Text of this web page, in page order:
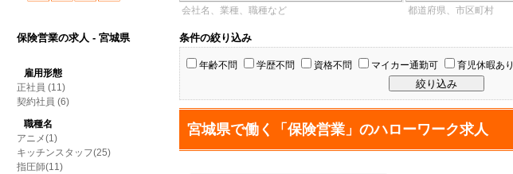
会社名、業種、職種など 都道府県、市区町村
保険営業の求人 - 宮城県
雇用形態
正社員 (11)
契約社員 (6)
職種名
アニメ(1)
キッチンスタッフ(25)
指圧師(11)
条件の絞り込み
年齢不問 学歴不問 資格不問 マイカー通勤可 育児休暇あり
宮城県で働く「保険営業」のハローワーク求人